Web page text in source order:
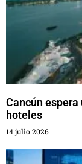
Cancún
hoteles
14 julio 2026